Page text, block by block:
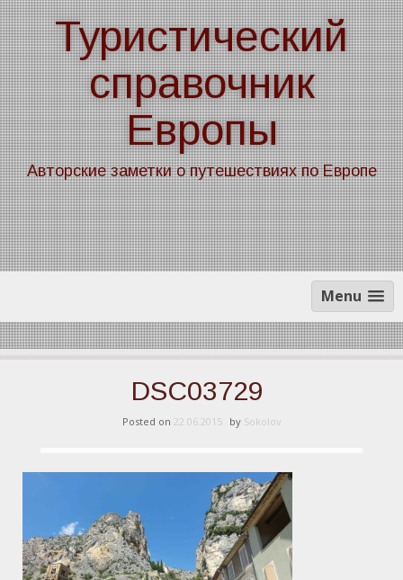
Skip
to
content
Туристический
справочник
Европы
Авторские заметки о путешествиях по Европе
Menu
DSC03729
Posted on 22.06.2015 by Sokolov